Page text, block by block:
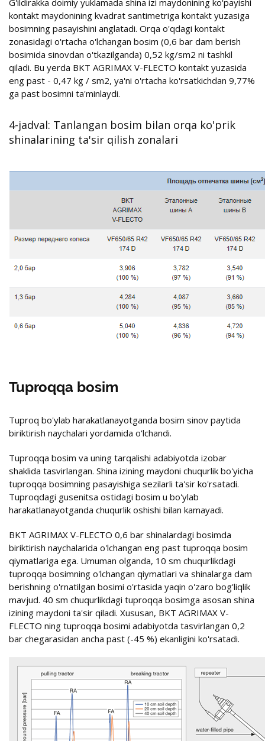
kontakt maydonining kvadrat santimetriga kontakt yuzasiga
bosimning pasayishini anglatadi. Orqa o'qdagi kontakt
zonasidagi o'rtacha o'lchangan bosim (0,6 bar dam berish
bosimida sinovdan o'tkazilganda) 0,52 kg/sm2 ni tashkil
qiladi. Bu yerda BKT AGRIMAX V-FLECTO kontakt yuzasida
eng past - 0,47 kg / sm2, ya'ni o'rtacha ko'rsatkichdan 9,77%
ga past bosimni ta'minlaydi.
4-jadval: Tanlangan bosim bilan orqa ko'prik
shinalarining ta'sir qilish zonalari
Tuproqqa bosim
Tuproq bo'ylab harakatlanayotganda bosim sinov paytida
biriktirish naychalari yordamida o'lchandi.
Tuproqqa bosim va uning tarqalishi adabiyotda izobar
shaklida tasvirlangan. Shina izining maydoni chuqurlik bo'yicha
tuproqqa bosimning pasayishiga sezilarli ta'sir ko'rsatadi.
Tuproqdagi gusenitsa ostidagi bosim u bo'ylab
harakatlanayotganda chuqurlik oshishi bilan kamayadi.
BKT AGRIMAX V-FLECTO 0,6 bar shinalardagi bosimda
biriktirish naychalarida o'lchangan eng past tuproqqa bosim
qiymatlariga ega. Umuman olganda, 10 sm chuqurlikdagi
tuproqqa bosimning o'lchangan qiymatlari va shinalarga dam
berishning o'rnatilgan bosimi o'rtasida yaqin o'zaro bog'liqlik
mavjud. 40 sm chuqurlikdagi tuproqqa bosimga asosan shina
izining maydoni ta'sir qiladi. Xususan, BKT AGRIMAX V-
FLECTO ning tuproqqa bosimi adabiyotda tasvirlangan 0,2
bar chegarasidan ancha past (-45 %) ekanligini ko'rsatadi.